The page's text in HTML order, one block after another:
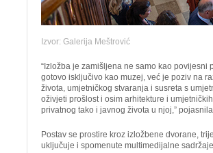
Izvor: Galerija Meštrović
“Izložba je zamišljena ne samo kao
gotovo isključivo kao muzej, već je poziv na
života, umjetničkog stvaranja i susreta s
oživjeti prošlost i osim arhitekture i
privatnog tako i javnog života u njoj,”
Postav se prostire kroz izložbene dvorane,
uključuje i spomenute multimedijalne